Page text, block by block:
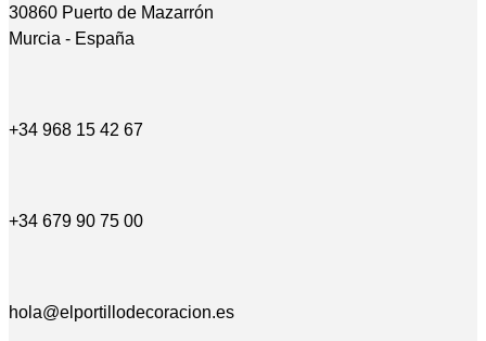
30860 Puerto de Mazarrón
Murcia - España
+34 968 15 42 67
+34 679 90 75 00
hola@elportillodecoracion.es